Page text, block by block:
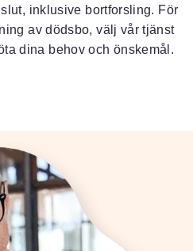
inklusive bortforsling. För
av dödsbo, välj vår tjänst
dina behov och önskemål.